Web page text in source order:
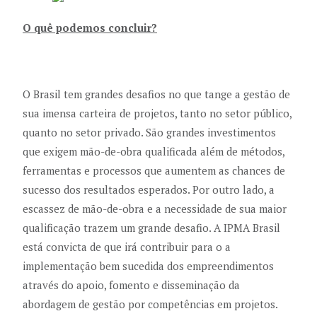
O quê podemos concluir?
O Brasil tem grandes desafios no que tange a gestão de
sua imensa carteira de projetos, tanto no setor público,
quanto no setor privado. São grandes investimentos
que exigem mão-de-obra qualificada além de métodos,
ferramentas e processos que aumentem as chances de
sucesso dos resultados esperados. Por outro lado, a
escassez de mão-de-obra e a necessidade de sua maior
qualificação trazem um grande desafio. A IPMA Brasil
está convicta de que irá contribuir para o a
implementação bem sucedida dos empreendimentos
através do apoio, fomento e disseminação da
abordagem de gestão por competências em projetos.